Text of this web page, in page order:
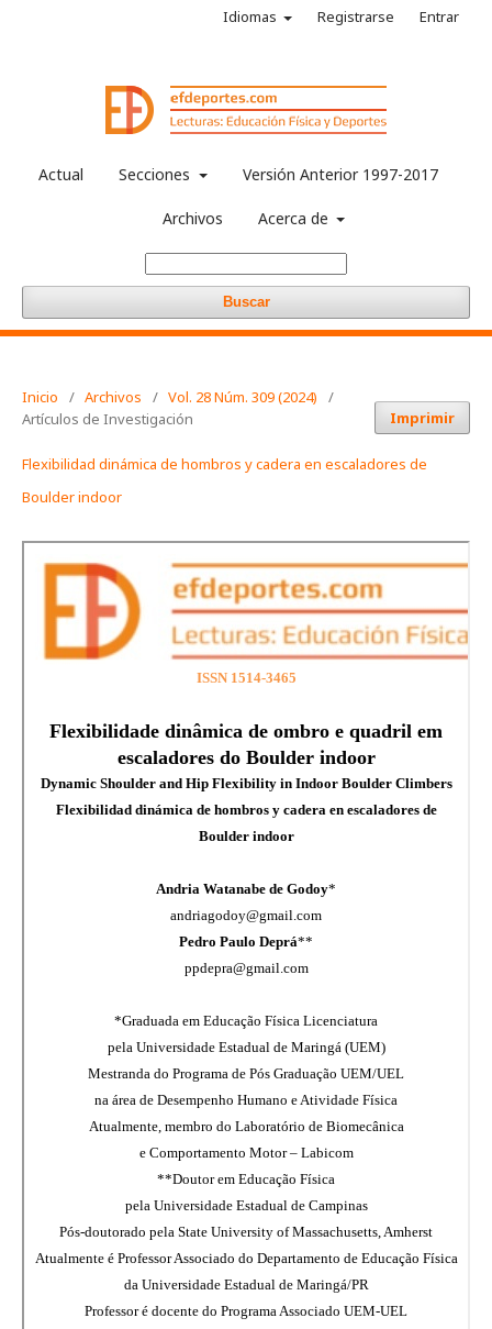
Actual Secciones Versión Anterior 1997-2017
Archivos Acerca de
Buscar
Idiomas Registrarse Entrar
Inicio / Archivos / Vol. 28 Núm. 309 (2024)
/
Artículos de Investigación
Imprimir
Flexibilidad dinámica de hombros y cadera en escaladores de
Boulder indoor